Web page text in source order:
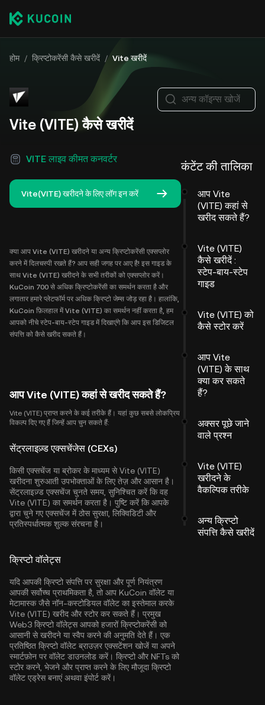
होम / क्रिप्टोकरेंसी कैसे खरीदें / Vite खरीदें
Vite (VITE) कैसे खरीदें
VITE लाइव कीमत कनवर्टर
Vite(VITE) खरीदने के लिए लॉग इन करें
क्या आप Vite (VITE) खरीदने या अन्य क्रिप्टोकरेंसी एक्सप्लोर
करने में दिलचस्पी रखते हैं? आप सही जगह पर आए है! इस गाइड के
साथ Vite (VITE) खरीदने के सभी तरीकों को एक्सप्लोर करें।
KuCoin 700 से अधिक क्रिप्टोकरेंसी का समर्थन करता है और
लगातार हमारे प्लेटफॉर्म पर अधिक क्रिप्टो जेम्स जोड़ रहा है। हालांकि,
KuCoin फ़िलहाल में Vite (VITE) का समर्थन नहीं करता है, हम
आपको नीचे स्टेप-बाय-स्टेप गाइड में दिखाएंगे कि आप इस डिजिटल
संपत्ति को कैसे खरीद सकते हैं।
आप Vite (VITE) कहां से खरीद सकते हैं?
Vite (VITE) प्राप्त करने के कई तरीके हैं। यहां कुछ सबसे लोकप्रिय
विकल्प दिए गए हैं जिन्हें आप चुन सकते हैं:
सेंट्रलाइज़्ड एक्सचेंजेस (CEXs)
किसी एक्सचेंज या ब्रोकर के माध्यम से Vite (VITE)
खरीदना शुरुआती उपभोक्ताओं के लिए तेज़ और आसान है।
सेंट्रलाइज़्ड एक्सचेंज चुनते समय, सुनिश्चित करें कि वह
Vite (VITE) का समर्थन करता है। पुष्टि करें कि आपके
द्वारा चुने गए एक्सचेंज में ठोस सुरक्षा, लिक्विडिटी और
प्रतिस्पर्धात्मक शुल्क संरचना है।
क्रिप्टो वॉलेट्स
यदि आपकी क्रिप्टो संपत्ति पर सुरक्षा और पूर्ण नियंत्रण
आपकी सर्वोच्च प्राथमिकता है, तो आप KuCoin वॉलेट या
मेटामास्क जैसे नॉन-कस्टोडियल वॉलेट का इस्तेमाल करके
Vite (VITE) खरीद और स्टोर कर सकते हैं। प्रमुख
Web3 क्रिप्टो वॉलेट्स आपको हजारों क्रिप्टोकरेंसी को
आसानी से खरीदने या स्वैप करने की अनुमति देते हैं। एक
प्रतिष्ठित क्रिप्टो वॉलेट ब्राउज़र एक्सटेंशन खोजें या अपने
स्मार्टफ़ोन पर वॉलेट डाउनलोड करें। क्रिप्टो और NFTs को
स्टोर करने, भेजने और प्राप्त करने के लिए मौजूदा क्रिप्टो
वॉलेट एड्रेस बनाएं अथवा इंपोर्ट करें।
अन्य कॉइन्स खोजें
कंटेंट की तालिका
आप Vite
(VITE) कहां से
खरीद सकते हैं?
Vite (VITE)
कैसे खरीदें :
स्टेप-बाय-स्टेप
गाइड
Vite (VITE) को
कैसे स्टोर करें
आप Vite
(VITE) के साथ
क्या कर सकते
हैं?
अक्सर पूछे जाने
वाले प्रश्न
Vite (VITE)
खरीदने के
वैकल्पिक तरीके
अन्य क्रिप्टो
संपत्ति कैसे खरीदें